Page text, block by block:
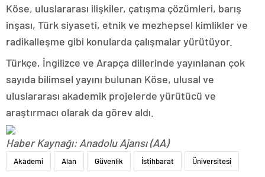
Köse, uluslararası ilişkiler, çatışma çözümleri, barış
inşası, Türk siyaseti, etnik ve mezhepsel kimlikler ve
radikalleşme gibi konularda çalışmalar yürütüyor.
Türkçe, İngilizce ve Arapça dillerinde yayınlanan çok
sayıda bilimsel yayını bulunan Köse, ulusal ve
uluslararası akademik projelerde yürütücü ve
araştırmacı olarak da görev aldı.
Haber Kaynağı: Anadolu Ajansı (AA)
Akademi Alan Güvenlik İstihbarat Üniversitesi